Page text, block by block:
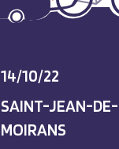
14/10/22
SAINT-JEAN-DE-
MOIRANS